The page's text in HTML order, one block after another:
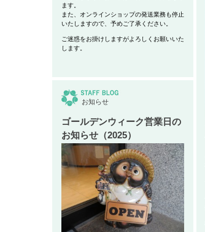
ます。
また、オンラインショップの発送業務も停止
いたしますので、予めご了承ください。
ご迷惑をお掛けしますがよろしくお願いいた
します。
お知らせ
ゴールデンウィーク営業日の
お知らせ（2025）